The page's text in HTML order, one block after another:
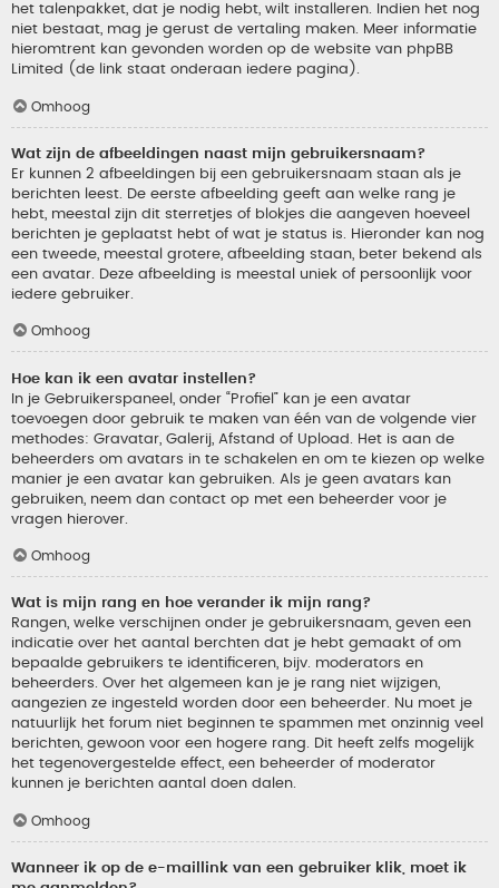
het talenpakket, dat je nodig hebt, wilt installeren. Indien het nog
niet bestaat, mag je gerust de vertaling maken. Meer informatie
hieromtrent kan gevonden worden op de website van phpBB
Limited (de link staat onderaan iedere pagina).
Omhoog
Wat zijn de afbeeldingen naast mijn gebruikersnaam?
Er kunnen 2 afbeeldingen bij een gebruikersnaam staan als je
berichten leest. De eerste afbeelding geeft aan welke rang je
hebt, meestal zijn dit sterretjes of blokjes die aangeven hoeveel
berichten je geplaatst hebt of wat je status is. Hieronder kan nog
een tweede, meestal grotere, afbeelding staan, beter bekend als
een avatar. Deze afbeelding is meestal uniek of persoonlijk voor
iedere gebruiker.
Omhoog
Hoe kan ik een avatar instellen?
In je Gebruikerspaneel, onder “Profiel” kan je een avatar
toevoegen door gebruik te maken van één van de volgende vier
methodes: Gravatar, Galerij, Afstand of Upload. Het is aan de
beheerders om avatars in te schakelen en om te kiezen op welke
manier je een avatar kan gebruiken. Als je geen avatars kan
gebruiken, neem dan contact op met een beheerder voor je
vragen hierover.
Omhoog
Wat is mijn rang en hoe verander ik mijn rang?
Rangen, welke verschijnen onder je gebruikersnaam, geven een
indicatie over het aantal berchten dat je hebt gemaakt of om
bepaalde gebruikers te identificeren, bijv. moderators en
beheerders. Over het algemeen kan je je rang niet wijzigen,
aangezien ze ingesteld worden door een beheerder. Nu moet je
natuurlijk het forum niet beginnen te spammen met onzinnig veel
berichten, gewoon voor een hogere rang. Dit heeft zelfs mogelijk
het tegenovergestelde effect, een beheerder of moderator
kunnen je berichten aantal doen dalen.
Omhoog
Wanneer ik op de e-maillink van een gebruiker klik, moet ik